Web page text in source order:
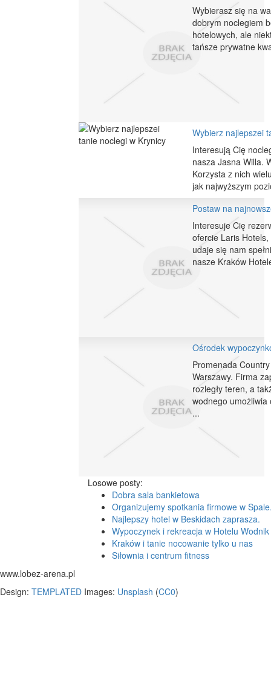
Wybierasz się na
dobrym noclegiem
hotelowych, ale
tańsze prywatne
Wybierz najlepszei
Interesują Cię
nasza Jasna Willa.
Korzysta z nich
jak najwyższym
Postaw na
Interesuje Cię
ofercie Laris
udaje się nam
nasze Kraków
Ośrodek
Promenada
Warszawy. Firma
rozległy teren, a
wodnego
...
Losowe posty:
Dobra sala bankietowa
Organizujemy spotkania firmowe w
Najlepszy hotel w Beskidach zaprasza.
Wypoczynek i rekreacja w Hotelu Wodnik
Kraków i tanie nocowanie tylko u nas
Siłownia i centrum fitness
www.lobez-arena.pl
Design: TEMPLATED Images: Unsplash (CC0)